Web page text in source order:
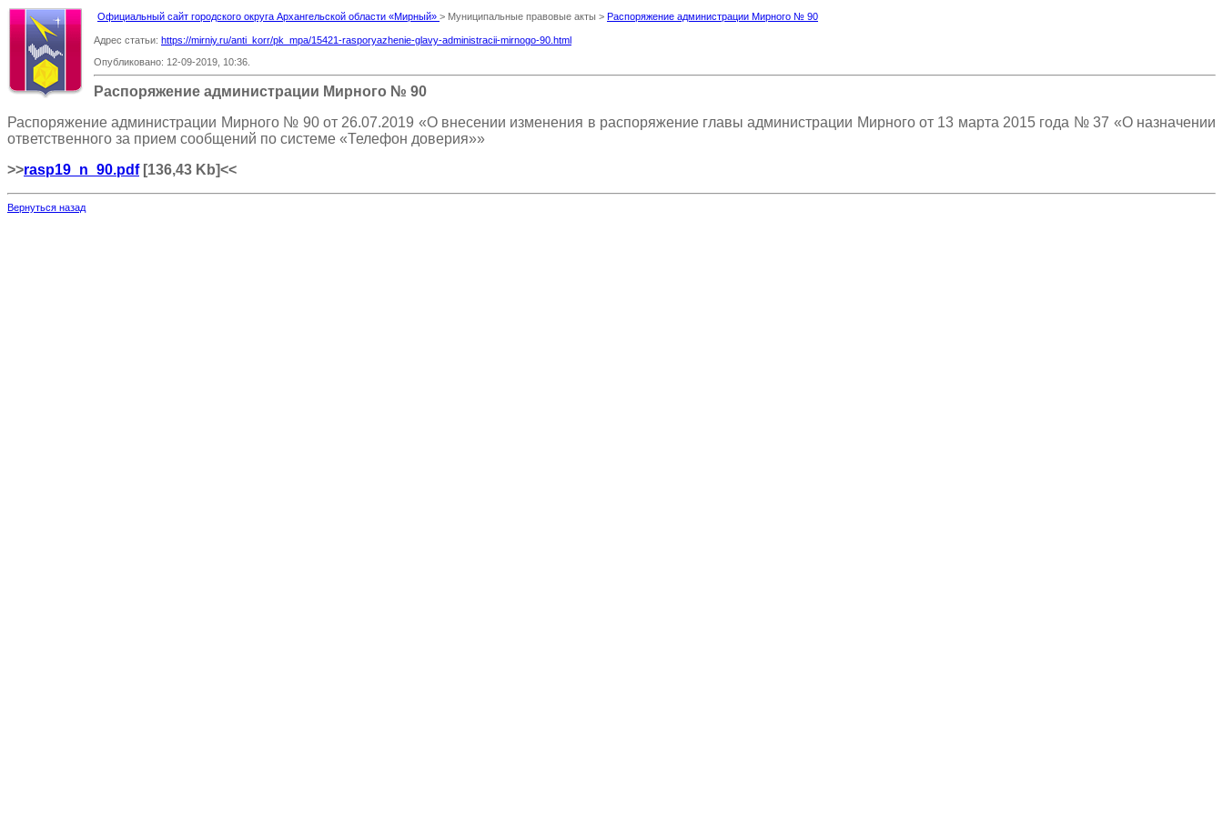
Официальный сайт городского округа Архангельской области «Мирный» > Муниципальные правовые акты > Распоряжение администрации Мирного № 90
Адрес статьи: https://mirniy.ru/anti_korr/pk_mpa/15421-rasporyazhenie-glavy-administracii-mirnogo-90.html
Опубликовано: 12-09-2019, 10:36.
Распоряжение администрации Мирного № 90
Распоряжение администрации Мирного № 90 от 26.07.2019 «О внесении изменения в распоряжение главы администрации Мирного от 13 марта 2015 года № 37 «О назначении
ответственного за прием сообщений по системе «Телефон доверия»»
>>rasp19_n_90.pdf[136,43 Kb]<<
Вернуться назад